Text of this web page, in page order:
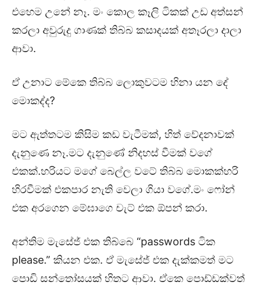
එහෙම උනේ නෑ. මං කොල කෑලි ටිකක් උඩ අත්සන්
කරලා අවුරුදු ගාණක් තිබ්බ කසාදයක් අතෑරලා දාලා
ආවා.
ඒ උනාට මේකෙ තිබ්බ ලොකුවටම හිනා යන දේ
මොකද්ද?
මට ඇත්තටම කිසිම කඩ වැටීමක්, හිත් වේදනාවක්
දැනුණෙ නෑ.මට දැනුණේ නිදහස් වීමක් වගේ
එකක්.හරියට මගේ බෙල්ල වටේ තිබ්බ මොකක්හරි
හිරවීමක් එකපාර නැති වෙලා ගියා වගේ.මං ෆෝන්
එක අරගෙන මේඝාගෙ චැට් එක ඕපන් කරා.
අන්තිම මැසේජ් එක තිබ්බෙ “passwords ටික
please.” කියන එක. ඒ මැසේජ් එක දැක්කමත් මට
පොඩි සන්තෝසයක් හිතට ආවා. ඒකෙ පොඩ්ඩක්වත්